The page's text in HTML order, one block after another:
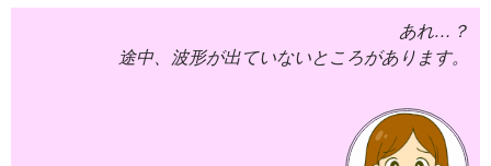
あれ…？
途中、波形が出ていないところがあります。